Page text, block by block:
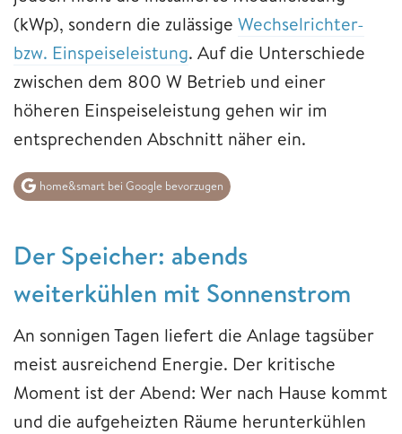
(kWp), sondern die zulässige Wechselrichter-
bzw. Einspeiseleistung. Auf die Unterschiede
zwischen dem 800 W Betrieb und einer
höheren Einspeiseleistung gehen wir im
entsprechenden Abschnitt näher ein.
home&smart bei Google bevorzugen
Der Speicher: abends
weiterkühlen mit Sonnenstrom
An sonnigen Tagen liefert die Anlage tagsüber
meist ausreichend Energie. Der kritische
Moment ist der Abend: Wer nach Hause kommt
und die aufgeheizten Räume herunterkühlen